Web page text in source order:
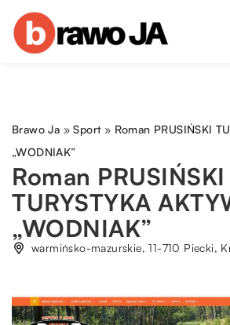
Brawo Ja »Sport» Roman PRUSIŃSKI
„WODNIAK”
Roman PRUSIŃSKI
TURYSTYKA
„WODNIAK”
warmińsko-mazurskie, 11-710 Piecki,